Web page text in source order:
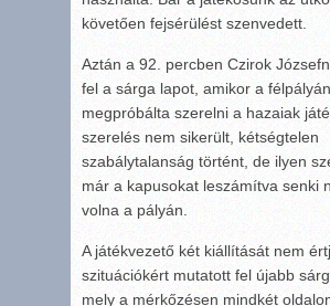
követően fejsérülést szenvedett.
Aztán a 92. percben Czirok
fel a sárga lapot, amikor a
megpróbálta szerelni a hazaiak
szerelés nem sikerült, kétségtelen
szabálytalanság történt, de ilyen
már a kapusokat leszámítva senki
volna a pályán.
A játékvezető két kiállítását nem
szituációkért mutatott fel újabb
mely a mérkőzésen mindkét